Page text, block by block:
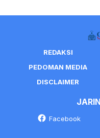
REDAKSI
PEDOMAN MEDIA
DISCLAIMER
Facebook